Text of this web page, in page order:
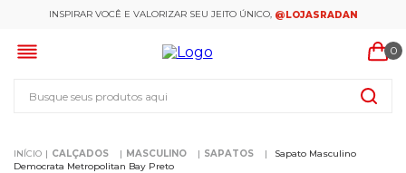
INSPIRAR VOCÊ E VALORIZAR SEU JEITO ÚNICO, @LOJASRADAN
0
CALÇADOS MASCULINO SAPATOS
Sapato Masculino
Democrata Metropolitan Bay Preto